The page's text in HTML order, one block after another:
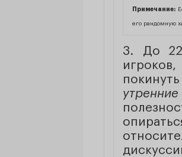
Примечание:
его рандомную
3. До